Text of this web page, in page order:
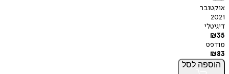
אוקטובר
2021
דיגיטלי
₪35
מודפס
₪83
הוספה לסל